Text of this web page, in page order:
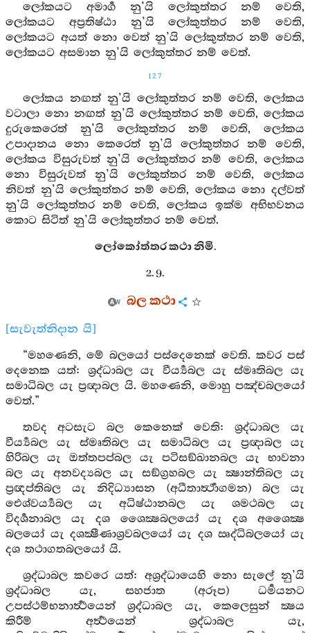
ලෝකයට අමාර්‍ග නු’යි ලෝකුත්තර නම් වෙති,
ලෝකයට අප්‍රතිෂ්ඨා නු’යි ලෝකුත්තර නම් වෙති,
ලෝකයට අයත් නො වෙත් නු’යි ලෝකුත්තර නම් වෙති,
ලෝකයට අසමාන නු’යි ලෝකුත්තර නම් වෙත්.
127
ලෝකය නඟත් නු’යි ලෝකුත්තර නම් වෙති, ලෝකය
වටාලා නො නඟත් නු’යි ලෝකුත්තර නම් වෙති, ලෝකය
දුරුකෙරෙත් නු’යි ලෝකුත්තර නම් වෙති, ලෝකය
උපාදානය නො කෙරෙත් නු’යි ලෝකුත්තර නම් වෙති,
ලෝකය විසුරුවත් නු’යි ලෝකුත්තර නම් වෙති, ලෝකය
නො විසුරුවත් නු’යි ලෝකුත්තර නම් වෙති, ලෝකය
නිවත් නු’යි ලෝකුත්තර නම් වෙති, ලෝකය නො දල්වත්
නු’යි ලෝකුත්තර නම් වෙති, ලෝකය ඉක්ම අභිභවනය
කොට සිටිත් නු’යි ලෝකුත්තර නම් වෙත්.
ලෝකෝත්තර කථා නිමි.
2. 9.
බල කථා
[සැවැත්නිදාන යි]
“මහණෙනි, මේ බලයෝ පස්දෙනෙක් වෙති. කවර පස්
දෙනෙක යත්: ශ්‍රද්ධාබල යැ වීර්‍ය්‍යබල යැ ස්මෘතිබල යැ
සමාධිබල යැ ප්‍රඥාබල යි. මහණෙනි, මොහු පඤ්චබලයෝ
වෙත්.”
තවද අටසැට බල කෙනෙක් වෙති: ශ්‍රද්ධාබල යැ
වීර්‍ය්‍යබල යැ ස්මෘතිබල යැ සමාධිබල යැ ප්‍රඥාබල යැ
හිරිබල යැ ඔත්තපප්බල යැ පටිසඞ්ඛානබල යැ භාවනා
බල යැ අනවද්‍යබල යැ සඞ්ග්‍රහබල යැ ක්‍ෂාන්තිබල යැ
ප්‍රඥප්තිබල යැ නිදිධ්‍යාසන (අධීතාර්‍ත්‍ථාගමන) බල යැ
ඓශ්වර්‍ය්‍යබල යැ අධිෂ්ඨානබල යැ ශමථබල යැ
විදර්‍ශනාබල යැ දශ ශෛක්‍ෂබලයෝ යැ දශ අශෛක්‍ෂ
බලයෝ යැ දශක්‍ෂීණාශ්‍රවබලයෝ යැ දශ ඍද්ධිබලයෝ යැ
දශ තථාගතබලයෝ යි.
ශ්‍රද්ධාබල කවරෙ යත්: අශ්‍රද්ධායෙහි නො සැලේ නු’යි
ශ්‍රද්ධාබල යැ, සහජාත (අරූප) ධර්‍මයනට
උපස්ථම්භනාර්‍ත්‍ථයෙන් ශ්‍රද්ධාබල යැ, කෙලෙසුන් ක්‍ෂය
කිරීම් අර්‍ත්‍ථයෙන් ශ්‍රද්ධාබල යැ,